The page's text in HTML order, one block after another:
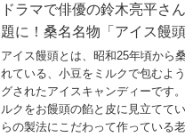
ドラマで俳優の鈴木亮平さ
題に！桑名名物「アイス饅頭
アイス饅頭とは、昭和25年頃から
れている、小豆をミルクで包むよ
グされたアイスキャンディーです
ルクをお饅頭の餡と皮に見立てて
らの製法にこだわって作っている